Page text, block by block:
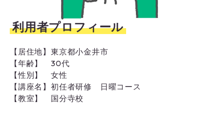
利用者プロフィール
【居住地】 東京都小金井市
【年齢】
30代
【性別】
女性
【講座名】 初任者研修 日曜コース
【教室】
国分寺校